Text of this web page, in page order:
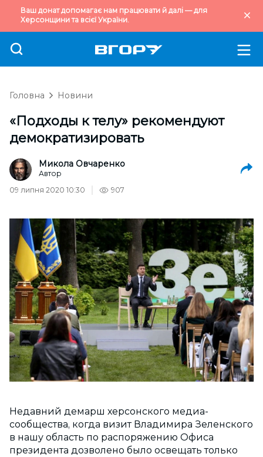
Ваш донат допомагає нам працювати й далі — для
Херсонщини та всієї України.
Головна Новини
«Подходы к телу» рекомендуют
демократизировать
Микола Овчаренко
Автор
09 липня 2020 10:30
907
Недавний демарш херсонского медиа-
сообщества, когда визит Владимира Зеленского
в нашу область по распоряжению Офиса
президента дозволено было освещать только